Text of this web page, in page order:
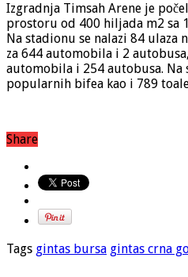
Izgradnja Timsah Arene je
prostoru od 400 hiljada m2 sa
Na stadionu se nalazi 84
za 644 automobila i 2
automobila i 254 autobusa. Na
popularnih bifea kao i 789
Share
Tags gintas bursa gintas crna